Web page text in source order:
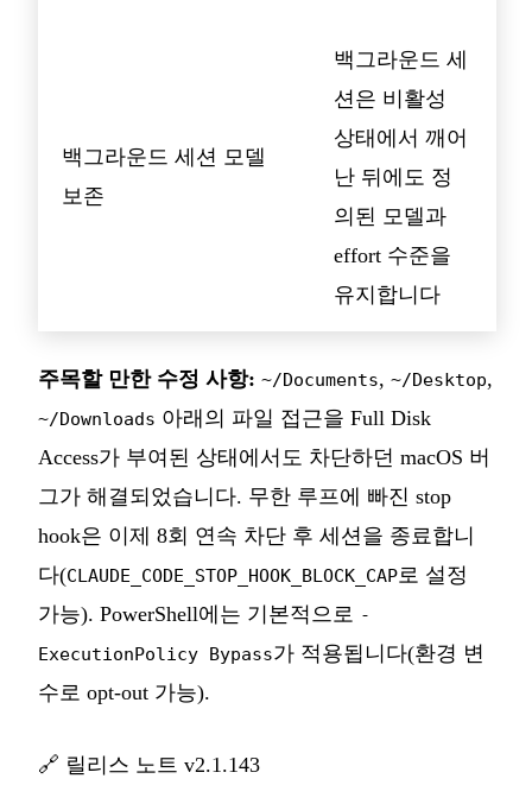
백그라운드 세션 모델
보존
백그라운드 세
션은 비활성
상태에서 깨어
난 뒤에도 정
의된 모델과
effort 수준을
유지합니다
주목할 만한 수정 사항: ~/Documents, ~/Desktop,
~/Downloads 아래의 파일 접근을 Full Disk
Access가 부여된 상태에서도 차단하던 macOS 버
그가 해결되었습니다. 무한 루프에 빠진 stop
hook은 이제 8회 연속 차단 후 세션을 종료합니
다(CLAUDE_CODE_STOP_HOOK_BLOCK_CAP로 설정
가능). PowerShell에는 기본적으로 -
ExecutionPolicy Bypass가 적용됩니다(환경 변
수로 opt-out 가능).
🔗 릴리스 노트 v2.1.143